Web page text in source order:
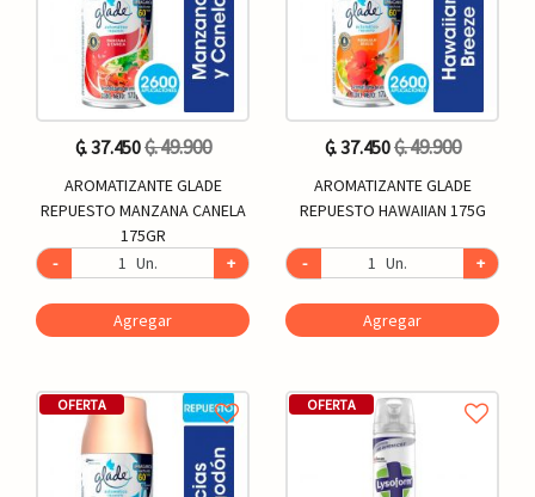
₲. 37.450₲. 49.900
AROMATIZANTE GLADE
REPUESTO MANZANA CANELA
175GR
-
Un. +
Agregar
OFERTA
₲. 37.450₲. 49.900
AROMATIZANTE GLADE
REPUESTO HAWAIIAN 175G
- Un. +
Agregar
OFERTA